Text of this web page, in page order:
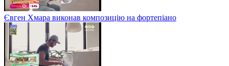
Євген Хмара виконав композицію на фортепіано